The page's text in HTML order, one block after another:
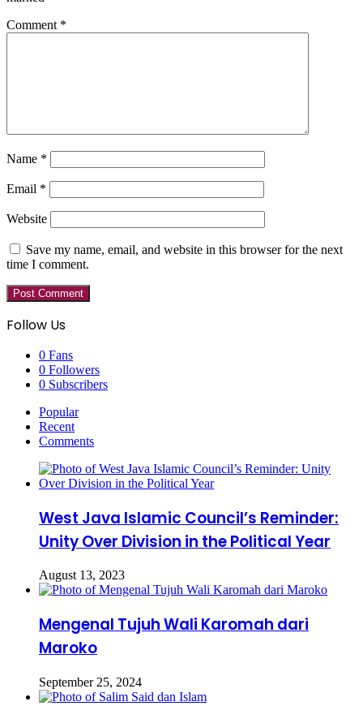
Comment *
Name *
Email *
Website
Save my name, email, and website in this browser for the next
time I comment.
Follow Us
0 Fans
0 Followers
0 Subscribers
Popular
Recent
Comments
West Java Islamic Council’s Reminder:
Unity Over Division in the Political Year
August 13, 2023
Mengenal Tujuh Wali Karomah dari
Maroko
September 25, 2024